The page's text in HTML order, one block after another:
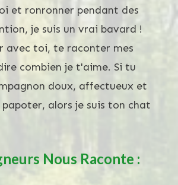
et ronronner pendant des
je suis un vrai bavard !
avec toi, te raconter mes
combien je t'aime. Si tu
doux, affectueux et
alors je suis ton chat
Nous Raconte :